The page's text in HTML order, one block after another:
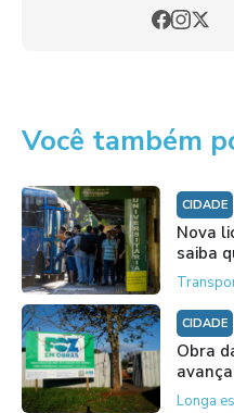
Você também
CIDADE
Nova
saiba
CIDADE
Obra
Longa